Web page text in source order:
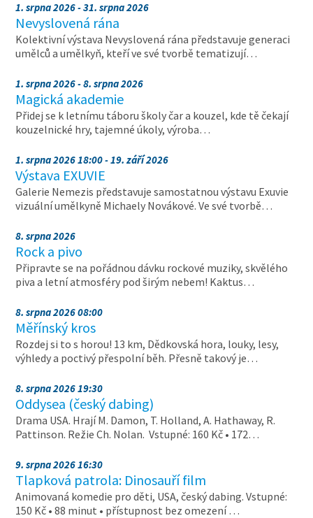
1. srpna 2026 - 31. srpna 2026
Nevyslovená rána
Kolektivní výstava Nevyslovená rána představuje generaci
umělců a umělkyň, kteří ve své tvorbě tematizují…
1. srpna 2026 - 8. srpna 2026
Magická akademie
Přidej se k letnímu táboru školy čar a kouzel, kde tě čekají
kouzelnické hry, tajemné úkoly, výroba…
1. srpna 2026 18:00 - 19. září 2026
Výstava EXUVIE
Galerie Nemezis představuje samostatnou výstavu Exuvie
vizuální umělkyně Michaely Novákové. Ve své tvorbě…
8. srpna 2026
Rock a pivo
Připravte se na pořádnou dávku rockové muziky, skvělého
piva a letní atmosféry pod širým nebem! Kaktus…
8. srpna 2026 08:00
Měřínský kros
Rozdej si to s horou! 13 km, Dědkovská hora, louky, lesy,
výhledy a poctivý přespolní běh. Přesně takový je…
8. srpna 2026 19:30
Oddysea (český dabing)
Drama USA. Hrají M. Damon, T. Holland, A. Hathaway, R.
Pattinson. Režie Ch. Nolan. Vstupné: 160 Kč • 172…
9. srpna 2026 16:30
Tlapková patrola: Dinosauří film
Animovaná komedie pro děti, USA, český dabing. Vstupné:
150 Kč • 88 minut • přístupnost bez omezení …